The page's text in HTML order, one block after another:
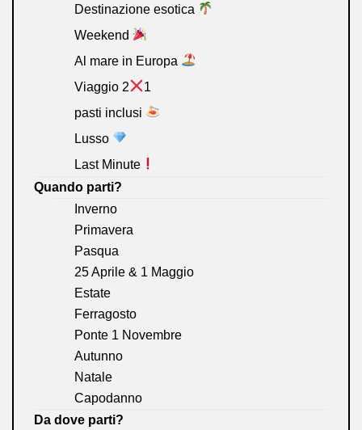
Destinazione esotica
Weekend
Al mare in Europa
Viaggio 2
1
pasti inclusi
Lusso
Last Minute
Quando parti?
Inverno
Primavera
Pasqua
25 Aprile & 1 Maggio
Estate
Ferragosto
Ponte 1 Novembre
Autunno
Natale
Capodanno
Da dove parti?